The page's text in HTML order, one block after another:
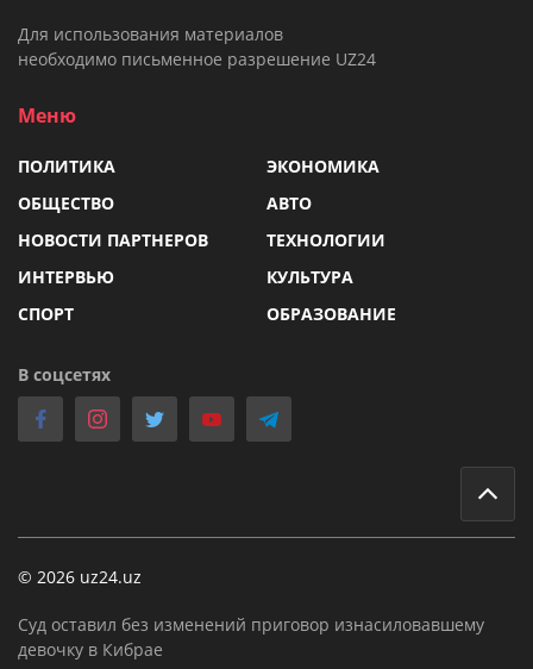
Для использования материалов
необходимо письменное разрешение UZ24
Меню
ПОЛИТИКА
ЭКОНОМИКА
ОБЩЕСТВО
АВТО
НОВОСТИ ПАРТНЕРОВ
ТЕХНОЛОГИИ
ИНТЕРВЬЮ
КУЛЬТУРА
СПОРТ
ОБРАЗОВАНИЕ
В соцсетях
© 2026 uz24.uz
Суд оставил без изменений приговор изнасиловавшему
девочку в Кибрае